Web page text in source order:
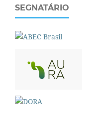
SEGNATÁRIO